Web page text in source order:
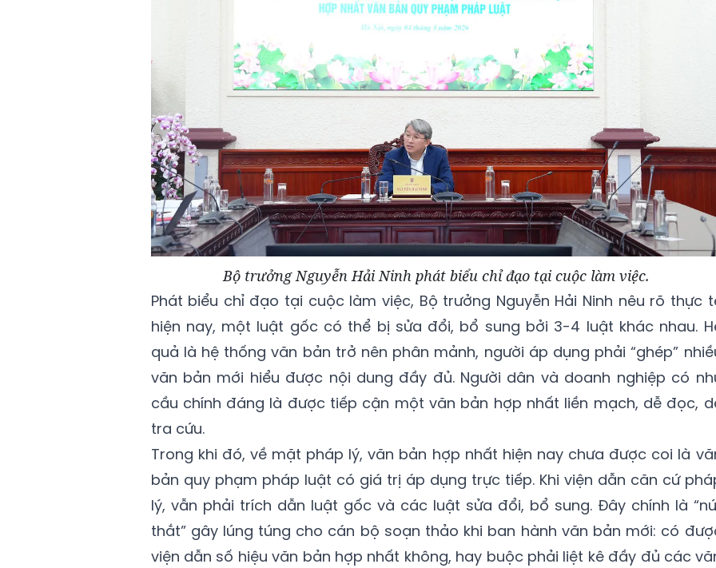
Bộ trưởng Nguyễn Hải Ninh phát biểu chỉ đạo tại cuộc làm việc.
Phát biểu chỉ đạo tại cuộc làm việc, Bộ trưởng Nguyễn Hải Ninh nêu rõ thực
hiện nay, một luật gốc có thể bị sửa đổi, bổ sung bởi 3-4 luật khác nhau.
quả là hệ thống văn bản trở nên phân mảnh, người áp dụng phải “ghép”
văn bản mới hiểu được nội dung đầy đủ. Người dân và doanh nghiệp có
cầu chính đáng là được tiếp cận một văn bản hợp nhất liền mạch, dễ đọc,
tra cứu.
Trong khi đó, về mặt pháp lý, văn bản hợp nhất hiện nay chưa được coi là
bản quy phạm pháp luật có giá trị áp dụng trực tiếp. Khi viện dẫn căn cứ
lý, vẫn phải trích dẫn luật gốc và các luật sửa đổi, bổ sung. Đây chính là
thắt” gây lúng túng cho cán bộ soạn thảo khi ban hành văn bản mới: có
viện dẫn số hiệu văn bản hợp nhất không, hay buộc phải liệt kê đầy đủ các